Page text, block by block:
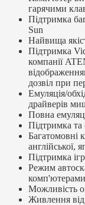
гарячими
Підтримка
Sun
Найвища
Підтримка
компанії
дозвіл при
Емуляція/
драйверів
Повна
Підтримка та
Багатомовні
англійської,
Підтримка
Режим
комп'ютерами
Можливість
Живлення